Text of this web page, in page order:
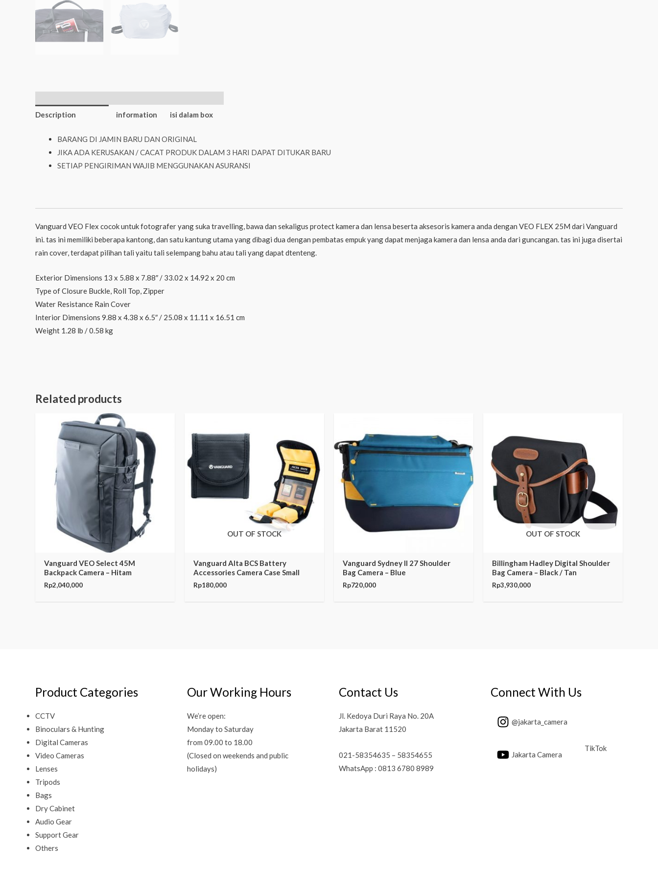
Description
information
isi dalam box
BARANG DI JAMIN BARU DAN ORIGINAL
JIKA ADA KERUSAKAN / CACAT PRODUK DALAM 3 HARI DAPAT DITUKAR BARU
SETIAP PENGIRIMAN WAJIB MENGGUNAKAN ASURANSI
Vanguard VEO Flex cocok untuk fotografer yang suka travelling, bawa dan sekaligus protect kamera dan lensa beserta aksesoris kamera anda dengan VEO FLEX 25M dari Vanguard
ini. tas ini memiliki beberapa kantong, dan satu kantung utama yang dibagi dua dengan pembatas empuk yang dapat menjaga kamera dan lensa anda dari guncangan. tas ini juga disertai
rain cover, terdapat pilihan tali yaitu tali selempang bahu atau tali yang dapat dtenteng.
Exterior Dimensions 13 x 5.88 x 7.88″ / 33.02 x 14.92 x 20 cm
Type of Closure Buckle, Roll Top, Zipper
Water Resistance Rain Cover
Interior Dimensions 9.88 x 4.38 x 6.5″ / 25.08 x 11.11 x 16.51 cm
Weight 1.28 lb / 0.58 kg
Related products
Vanguard VEO Select 45M
Backpack Camera – Hitam
Rp2,040,000
OUT OF STOCK
Vanguard Alta BCS Battery
Accessories Camera Case Small
Rp180,000
Vanguard Sydney II 27 Shoulder
Bag Camera – Blue
Rp720,000
OUT OF STOCK
Billingham Hadley Digital Shoulder
Bag Camera – Black / Tan
Rp3,930,000
Product Categories
CCTV
Binoculars & Hunting
Digital Cameras
Video Cameras
Lenses
Tripods
Bags
Dry Cabinet
Audio Gear
Support Gear
Others
Our Working Hours
We’re open:
Monday to Saturday
from 09.00 to 18.00
(Closed on weekends and public
holidays)
Contact Us
Jl. Kedoya Duri Raya No. 20A
Jakarta Barat 11520
021-58354635 – 58354655
WhatsApp : 0813 6780 8989
Connect With Us
@jakarta_camera
Jakarta Camera
TikTok